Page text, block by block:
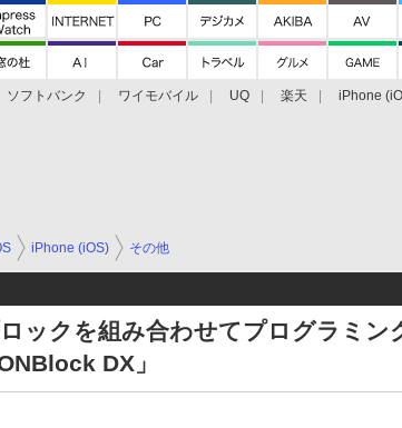
ソフトバンク ワイモバイル UQ 楽天 iPhone
iPhone (iOS) その他
ックを組み合わせてプログラミン
DX」